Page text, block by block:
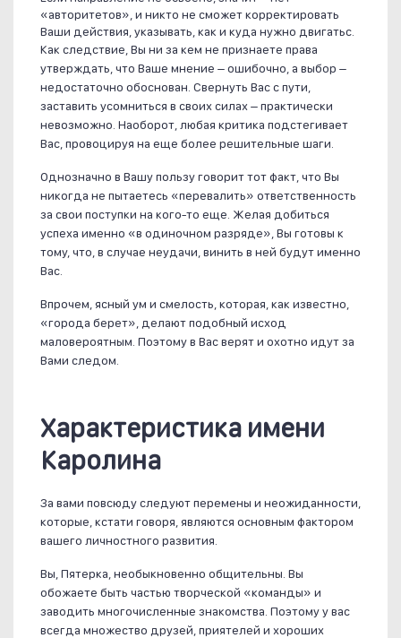
«авторитетов», и никто не сможет корректировать
Ваши действия, указывать, как и куда нужно двигатьс.
Как следствие, Вы ни за кем не признаете права
утверждать, что Ваше мнение – ошибочно, а выбор –
недостаточно обоснован. Свернуть Вас с пути,
заставить усомниться в своих силах – практически
невозможно. Наоборот, любая критика подстегивает
Вас, провоцируя на еще более решительные шаги.
Однозначно в Вашу пользу говорит тот факт, что Вы
никогда не пытаетесь «перевалить» ответственность
за свои поступки на кого-то еще. Желая добиться
успеха именно «в одиночном разряде», Вы готовы к
тому, что, в случае неудачи, винить в ней будут именно
Вас.
Впрочем, ясный ум и смелость, которая, как известно,
«города берет», делают подобный исход
маловероятным. Поэтому в Вас верят и охотно идут за
Вами следом.
Характеристика имени
Каролина
За вами повсюду следуют перемены и неожиданности,
которые, кстати говоря, являются основным фактором
вашего личностного развития.
Вы, Пятерка, необыкновенно общительны. Вы
обожаете быть частью творческой «команды» и
заводить многочисленные знакомства. Поэтому у вас
всегда множество друзей, приятелей и хороших